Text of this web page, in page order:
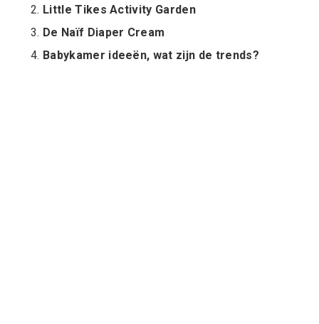
Little Tikes Activity Garden
De Naïf Diaper Cream
Babykamer ideeën, wat zijn de trends?